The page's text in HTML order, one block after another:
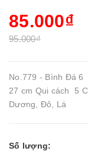
85.000₫
95.000₫
No.779 - Bình
27 cm Qui cách 5
Dương, Đô, Lá
Số lượng: